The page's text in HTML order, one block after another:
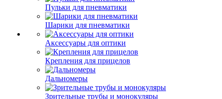
Пульки для пневматики
Шарики для пневматики
Аксессуары для оптики
Крепления для прицелов
Дальномеры
Зрительные трубы и монокуляры